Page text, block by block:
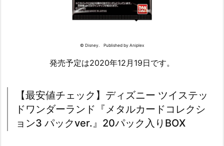
© Disney. Published by Aniplex
発売予定は2020年12月19日です。
【最安値チェック】ディズニー ツイステッ
ドワンダーランド『メタルカードコレクシ
ョン3 パックver.』20パック入りBOX